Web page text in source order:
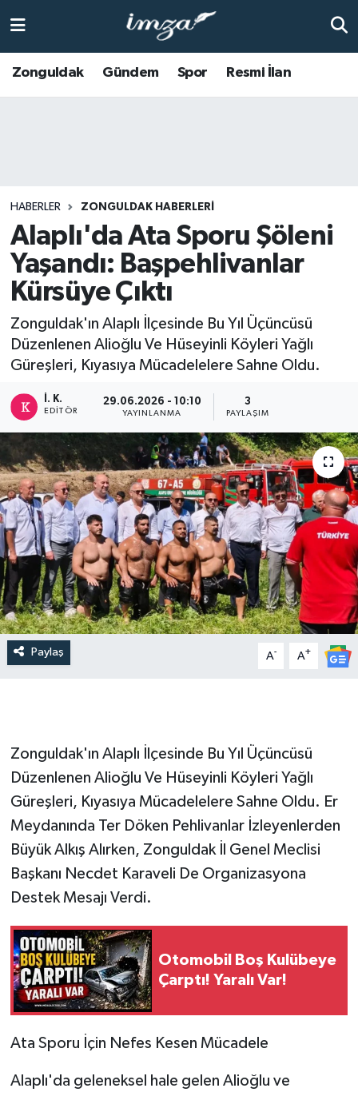
Zonguldak Gündem Spor Resmi İlan
HABERLER ZONGULDAK HABERLERI
Alaplı'da Ata Sporu Şöleni
Yaşandı: Başpehlivanlar
Kürsüye Çıktı
Zonguldak'ın Alaplı İlçesinde Bu Yıl Üçüncüsü
Düzenlenen Alioğlu Ve Hüseyinli Köyleri Yağlı
Güreşleri, Kıyasıya Mücadelelere Sahne Oldu.
İ. K.
EDITÖR
29.06.2026 - 10:10
YAYINLANMA
3
PAYLAŞIM
Paylaş A- A+
​Zonguldak'ın Alaplı İlçesinde Bu Yıl Üçüncüsü
Düzenlenen Alioğlu Ve Hüseyinli Köyleri Yağlı
Güreşleri, Kıyasıya Mücadelelere Sahne Oldu. Er
Meydanında Ter Döken Pehlivanlar İzleyenlerden
Büyük Alkış Alırken, Zonguldak İl Genel Meclisi
Başkanı Necdet Karaveli De Organizasyona
Destek Mesajı Verdi.
Otomobil Boş Kulübeye
Çarptı! Yaralı Var!
​Ata Sporu İçin Nefes Kesen Mücadele
​Alaplı'da geleneksel hale gelen Alioğlu ve
Anasayfa
KİLİMLİ
BARTIN
BOLU
ÇAYCUMA
EREĞLİ
GÖKÇEBEY
KARABÜK
KASTAMONU
Zonguldak Hava Durumu
Tüm Manşetler
Son Dakika Haberleri
Haber Arşivi